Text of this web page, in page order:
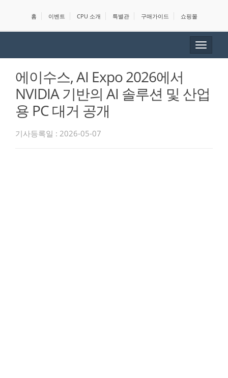
홈 이벤트 CPU 소개 특별관 구매가이드 쇼핑몰
Toggle
에이수스, AI Expo 2026에서
NVIDIA 기반의 AI 솔루션 및 산업
용 PC 대거 공개
기사등록일 : 2026-05-07